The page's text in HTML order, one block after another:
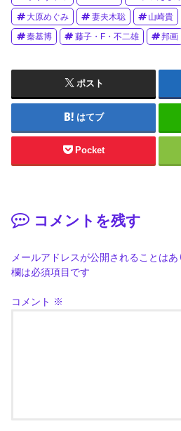
大原めぐみ 妻夫木聡 山崎貴
秦基博 藤子・F・不二雄 邦画
ポスト
はてブ
Pocket
コメントを残す
メールアドレスが公開されることはあ
欄は必須項目です
コメント ※